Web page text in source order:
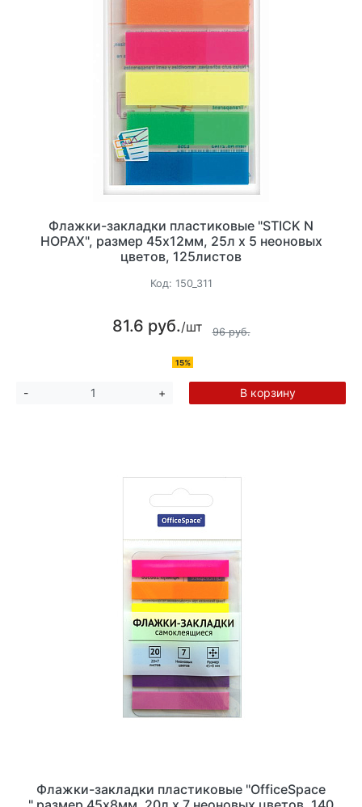
Флажки-закладки пластиковые "STICK N
HOPAX", размер 45х12мм, 25л х 5 неоновых
цветов, 125листов
Код: 150_311
81.6 руб./шт 96 руб.
15%
- + В корзину
Флажки-закладки пластиковые "OfficeSpace